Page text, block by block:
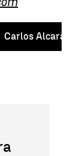
Carlos Alcaraz